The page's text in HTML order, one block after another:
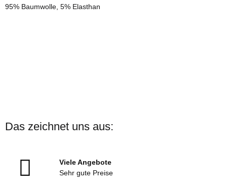
95% Baumwolle, 5% Elasthan
Das zeichnet uns aus:
Viele Angebote
Sehr gute Preise